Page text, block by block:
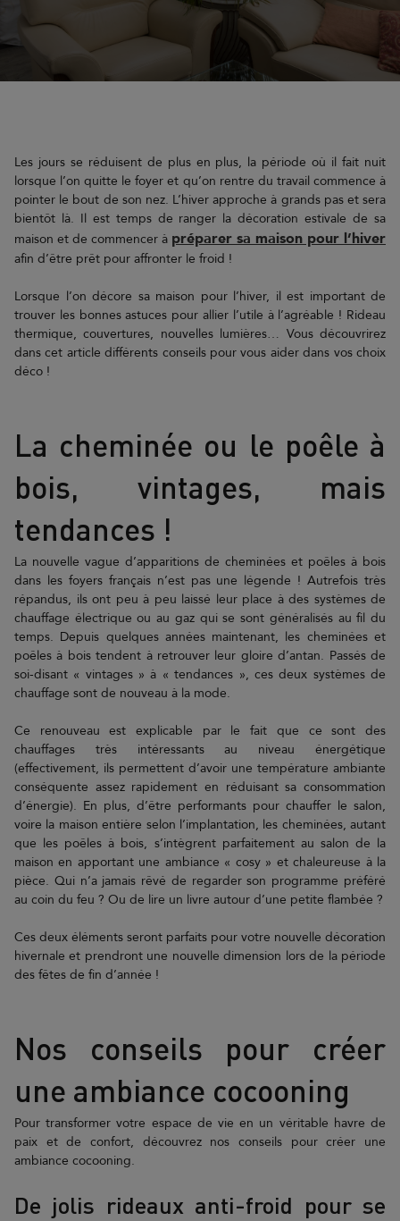
Les jours se réduisent de plus en plus, la période où il fait nuit
lorsque l’on quitte le foyer et qu’on rentre du travail commence à
pointer le bout de son nez. L’hiver approche à grands pas et sera
bientôt là. Il est temps de ranger la décoration estivale de sa
maison et de commencer à préparer sa maison pour l’hiver
afin d’être prêt pour affronter le froid !
Lorsque l’on décore sa maison pour l’hiver, il est important de
trouver les bonnes astuces pour allier l’utile à l’agréable ! Rideau
thermique, couvertures, nouvelles lumières… Vous découvrirez
dans cet article différents conseils pour vous aider dans vos choix
déco !
La cheminée ou le poêle à
bois, vintages, mais
tendances !
La nouvelle vague d’apparitions de cheminées et poêles à bois
dans les foyers français n’est pas une légende ! Autrefois très
répandus, ils ont peu à peu laissé leur place à des systèmes de
chauffage électrique ou au gaz qui se sont généralisés au fil du
temps. Depuis quelques années maintenant, les cheminées et
poêles à bois tendent à retrouver leur gloire d’antan. Passés de
soi-disant « vintages » à « tendances », ces deux systèmes de
chauffage sont de nouveau à la mode.
Ce renouveau est explicable par le fait que ce sont des
chauffages très intéressants au niveau énergétique
(effectivement, ils permettent d’avoir une température ambiante
conséquente assez rapidement en réduisant sa consommation
d’énergie). En plus, d’être performants pour chauffer le salon,
voire la maison entière selon l’implantation, les cheminées, autant
que les poêles à bois, s’intègrent parfaitement au salon de la
maison en apportant une ambiance « cosy » et chaleureuse à la
pièce. Qui n’a jamais rêvé de regarder son programme préféré
au coin du feu ? Ou de lire un livre autour d’une petite flambée ?
Ces deux éléments seront parfaits pour votre nouvelle décoration
hivernale et prendront une nouvelle dimension lors de la période
des fêtes de fin d’année !
Nos conseils pour créer
une ambiance cocooning
Pour transformer votre espace de vie en un véritable havre de
paix et de confort, découvrez nos conseils pour créer une
ambiance cocooning.
De jolis rideaux anti-froid pour se